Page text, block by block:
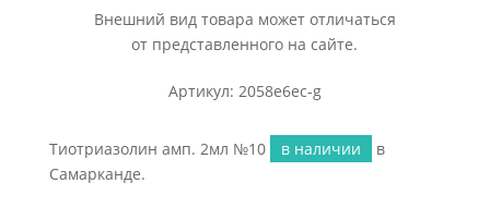
Внешний вид товара может отличаться
от представленного на сайте.
Артикул: 2058e6ec-g
Тиотриазолин амп. 2мл №10 в наличии
в
Самарканде.